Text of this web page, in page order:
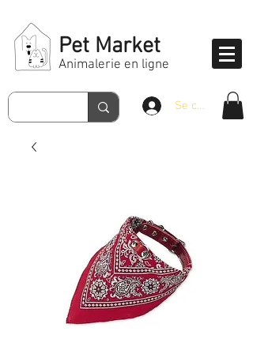
Pet Market
Animalerie en ligne
Se connecter